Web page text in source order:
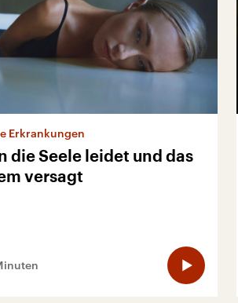
Erkrankungen
die Seele leidet und das
versagt